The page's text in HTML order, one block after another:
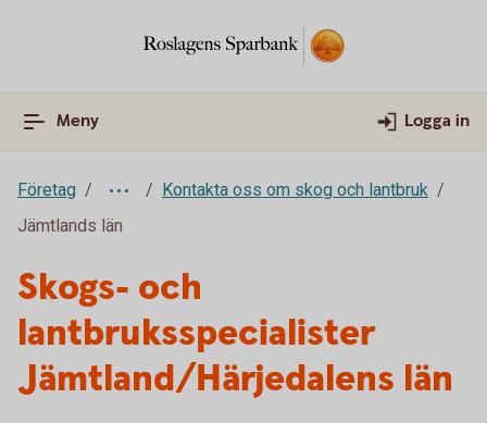
Meny Logga in
Företag
Kontakta oss om skog och lantbruk
Jämtlands län
Skogs- och
lantbruksspecialister
Jämtland/Härjedalens län